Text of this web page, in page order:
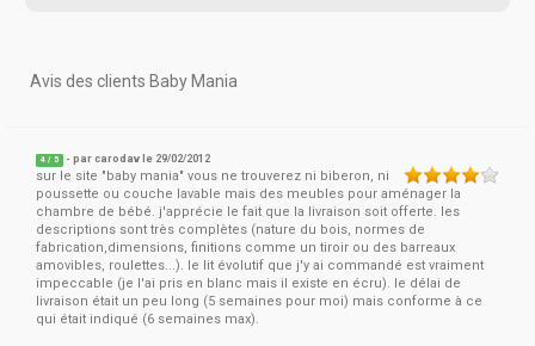
Avis des clients Baby Mania
4 / 5 - parcarodav le 29/02/2012
sur le site "baby mania" vous ne trouverez ni biberon, ni
poussette ou couche lavable mais des meubles pour aménager la
chambre de bébé. j'apprécie le fait que la livraison soit offerte. les
descriptions sont très complètes (nature du bois, normes de
fabrication,dimensions, finitions comme un tiroir ou des barreaux
amovibles, roulettes...). le lit évolutif que j'y ai commandé est vraiment
impeccable (je l'ai pris en blanc mais il existe en écru). le délai de
livraison était un peu long (5 semaines pour moi) mais conforme à ce
qui était indiqué (6 semaines max).